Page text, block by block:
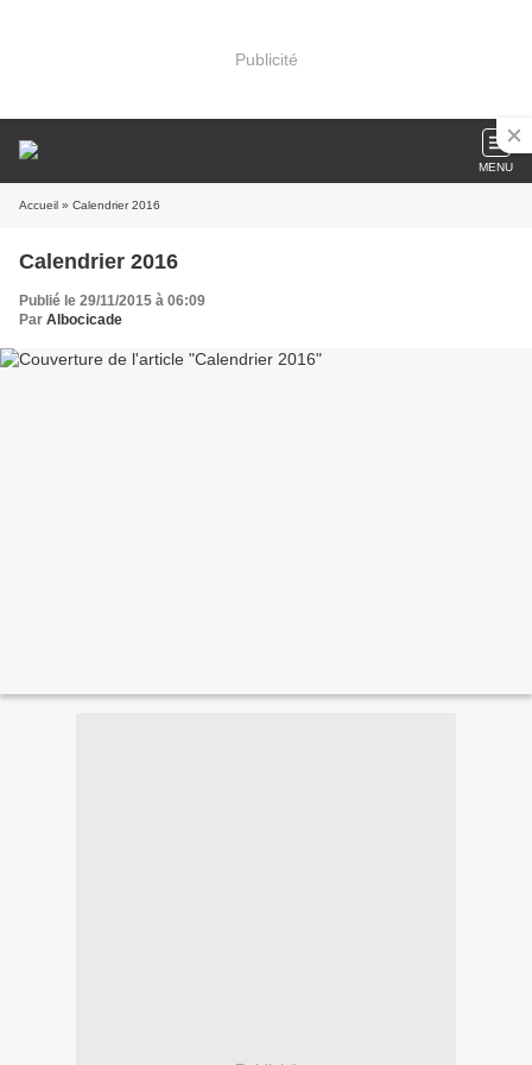
Publicité
MENU
Accueil » Calendrier 2016
Calendrier 2016
Publié le 29/11/2015 à 06:09
Par Albocicade